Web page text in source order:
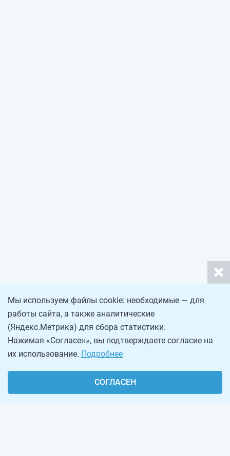
Мы используем файлы cookie: необходимые — для
работы сайта, а также аналитические
(Яндекс.Метрика) для сбора статистики.
Нажимая «Согласен», вы подтверждаете согласие на
их использование. Подробнее
СОГЛАСЕН